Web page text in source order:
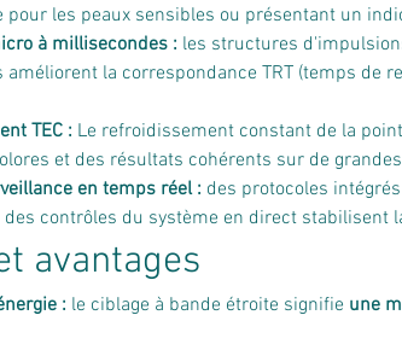
pour les peaux sensibles ou présentant un
à millisecondes : les structures
la correspondance TRT (temps de
TEC : Le refroidissement constant de la
et des résultats cohérents sur de
en temps réel : des protocoles
contrôles du système en direct
avantages
: le ciblage à bande étroite signifie une